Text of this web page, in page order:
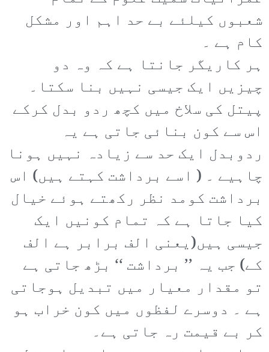
شعبوں کیلئے بے حد اہم اور مشکل
کام ہے ۔
ہر کاریگر جانتا ہے کہ وہ دو
چیزیں ایک جیسی نہیں بنا سکتا۔
پیتل کی سلاخ میں کچھ ردو بدل کرکے
اس سے کون بنائی جاتی ہے یہ
ردوبدل ایک حد سے زیادہ نہیں ہونا
چاہیے ۔ ( اسے برداشت کہتے ہیں) اس
برداشت کومد نظر رکھتے ہوئے خیال
کیا جاتا ہے کہ تمام کونیں ایک
جیسی ہیں(یعنی الف برابر ہے الف
کے) جب یہ ’’ برداشت ‘‘ بڑھ جاتی ہے
تو مقدار معیار میں تبدیل ہوجاتی
ہے ۔ دوسرے لفظوں میں کون خراب ہو
کر بے قیمت رہ جاتی ہے۔